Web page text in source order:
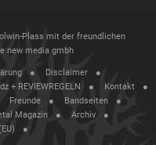
Plass mit der freundlichen
new media gmbh
Disclaimer
+ REVIEWREGELN
Kontakt
Freunde
Bandseiten
Magazin
Archiv